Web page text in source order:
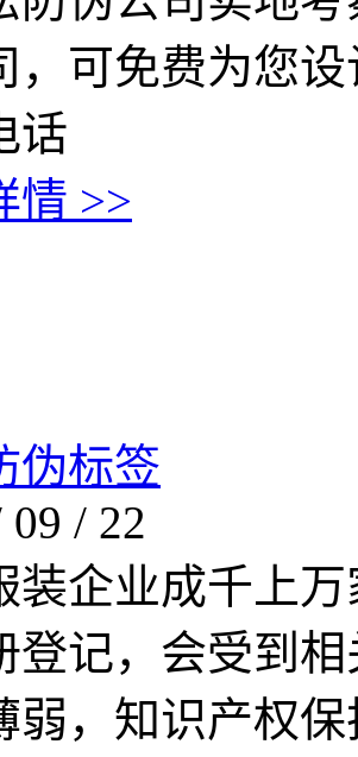
，可免费为您
话
情 >>
伪标签
09 / 22
装企业成千上
登记，会受到
弱，知识产权